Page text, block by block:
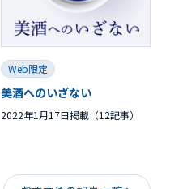
Web限定
美酒へのいざない
2022年1月17日掲載（12記事）